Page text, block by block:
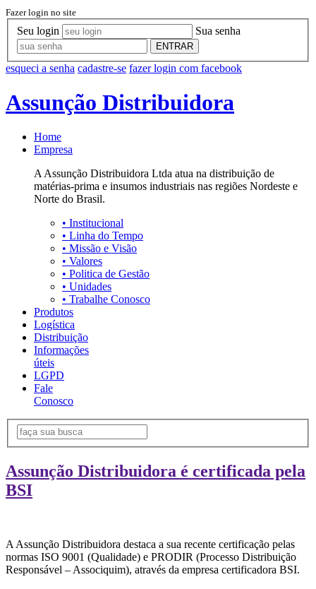
Fazer login no site
Seu login Sua senha
ENTRAR
esqueci a senha cadastre-se fazer login com facebook
Assunção Distribuidora
Home
Empresa
A Assunção Distribuidora Ltda atua na distribuição de
matérias-prima e insumos industriais nas regiões Nordeste e
Norte do Brasil.
• Institucional
• Linha do Tempo
• Missão e Visão
• Valores
• Politica de Gestão
• Unidades
• Trabalhe Conosco
Produtos
Logística
Distribuição
Informações
úteis
LGPD
Fale
Conosco
Assunção Distribuidora é certificada pela
BSI
A Assunção Distribuidora destaca a sua recente certificação pelas
normas ISO 9001 (Qualidade) e PRODIR (Processo Distribuição
Responsável – Associquim), através da empresa certificadora BSI.